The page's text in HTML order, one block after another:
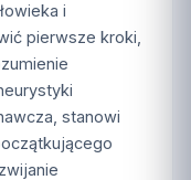
i
pierwsze kroki,
stanowi